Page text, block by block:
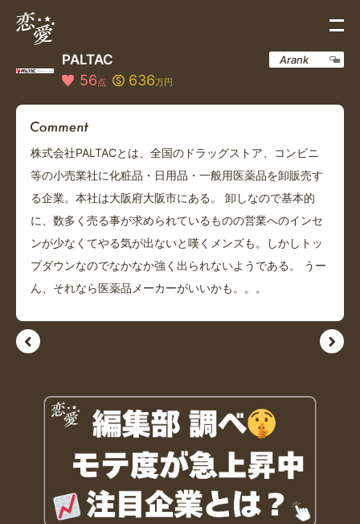
PALTAC
56点 636万円
Arank
株式会社PALTACとは、全国のドラッグストア、コンビニ
等の小売業社に化粧品・日用品・一般用医薬品を卸販売す
る企業。本社は大阪府大阪市にある。 卸しなので基本的
に、数多く売る事が求められているものの営業へのインセ
ンが少なくてやる気が出ないと嘆くメンズも。しかしトッ
プダウンなのでなかなか強く出られないようである。 うー
ん、それなら医薬品メーカーがいいかも。。。